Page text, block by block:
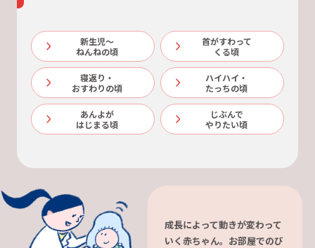
新生児～
ねんねの頃
首がすわって
くる頃
寝返り・
おすわりの頃
ハイハイ・
たっちの頃
あんよが
はじまる頃
じぶんで
やりたい頃
成長によって動きが変わって
いく赤ちゃん。お部屋でのび